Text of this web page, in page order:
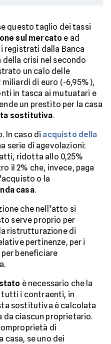
questo taglio dei tassi
sul mercato e ad
registrati dalla Banca
della crisi nel secondo
un calo delle
miliardi di euro (-6,95%),
in tasca ai mutuatari e
un prestito per la casa
sostitutiva.
In caso di acquisto della
serie di agevolazioni:
ridotta allo 0,25%
il 2% che, invece, paga
o la
casa.
che nell’atto si
serve proprio per
ristrutturazione di
pertinenze, per i
beneficiare
è necessario che la
tutti i contraenti, in
sostitutiva è calcolata
da ciascun proprietario.
di
casa, se uno dei